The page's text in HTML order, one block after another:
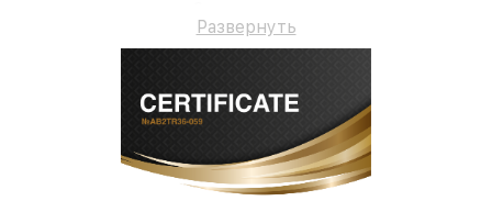
Развернуть